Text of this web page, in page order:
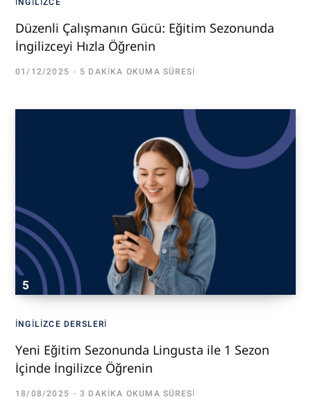
Düzenli Çalışmanın Gücü: Eğitim Sezonunda
İngilizceyi Hızla Öğrenin
01/12/2025 5 DAKIKA OKUMA SÜRESI
İNGILIZCE DERSLERI
Yeni Eğitim Sezonunda Lingusta ile 1 Sezon
İçinde İngilizce Öğrenin
18/08/2025 3 DAKIKA OKUMA SÜRESI